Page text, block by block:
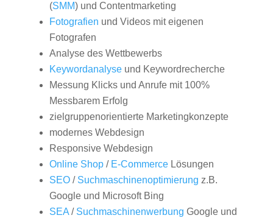
(SMM) und Contentmarketing
Fotografien und Videos mit eigenen
Fotografen
Analyse des Wettbewerbs
Keywordanalyseund Keywordrecherche
Messung Klicks und Anrufe mit 100%
Messbarem Erfolg
zielgruppenorientierte Marketingkonzepte
modernes Webdesign
Responsive Webdesign
Online Shop/ E-CommerceLösungen
SEO/ Suchmaschinenoptimierung z.B.
Google und Microsoft Bing
SEA/ Suchmaschinenwerbung Google und